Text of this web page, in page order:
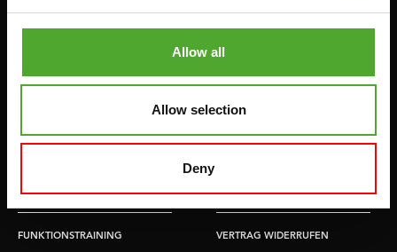
Allow all
Allow selection
Deny
LAUFBÄNDER
UMLENKSTATIONEN
ÜBUNGSBÄNKE
HANTELBÄNKE
Zubehör
FUNKTIONSTRAINING
Bedienung
VERTRAG WIDERRUFEN